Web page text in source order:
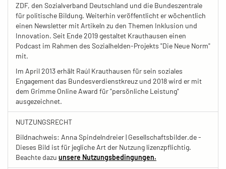
ZDF, den Sozialverband Deutschland und die Bundeszentrale
für politische Bildung. Weiterhin veröffentlicht er wöchentlich
einen Newsletter mit Artikeln zu den Themen Inklusion und
Innovation. Seit Ende 2019 gestaltet Krauthausen einen
Podcast im Rahmen des Sozialhelden-Projekts "Die Neue Norm"
mit.
Im April 2013 erhält Raúl Krauthausen für sein soziales
Engagement das Bundesverdienstkreuz und 2018 wird er mit
dem Grimme Online Award für "persönliche Leistung"
ausgezeichnet.
NUTZUNGSRECHT
Bildnachweis: Anna Spindelndreier | Gesellschaftsbilder.de -
Dieses Bild ist für jegliche Art der Nutzung lizenzpflichtig.
Beachte dazu unsere Nutzungsbedingungen.